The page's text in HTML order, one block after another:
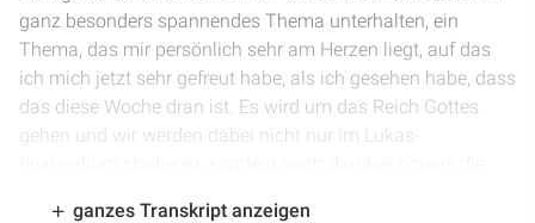
ganz besonders spannendes Thema unterhalten, ein
Thema, das mir persönlich sehr am Herzen liegt, auf das
ich mich jetzt sehr gefreut habe, als ich gesehen habe, dass
das diese Woche dran ist. Es wird um das Reich Gottes
gehen und wir werden dabei nicht nur im Lukas-
ganzes Transkript anzeigen